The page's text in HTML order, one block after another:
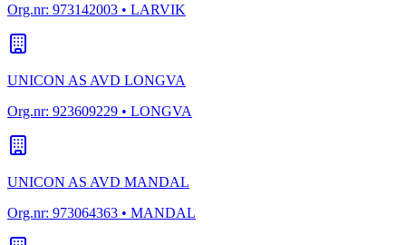
Org.nr: 973142003 • LARVIK
UNICON AS AVD LONGVA
Org.nr: 923609229 • LONGVA
UNICON AS AVD MANDAL
Org.nr: 973064363 • MANDAL